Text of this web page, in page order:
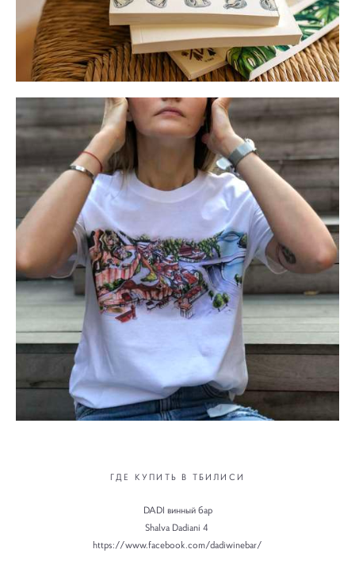
ГДЕ КУПИТЬ В ТБИЛИСИ
DADI винный бар
Shalva Dadiani 4
https://www.facebook.com/dadiwinebar/